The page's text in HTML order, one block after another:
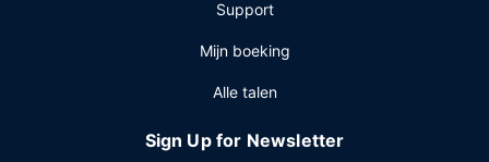
Support
Mijn boeking
Alle talen
Sign Up for Newsletter